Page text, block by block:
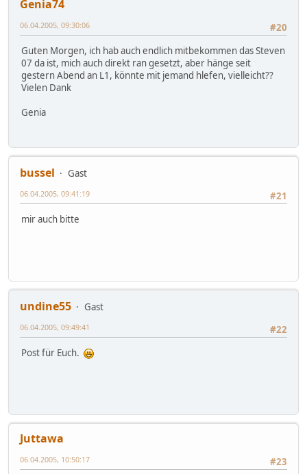
Genia74
#20
06.04.2005, 09:30:06
Guten Morgen, ich hab auch endlich mitbekommen das Steven
07 da ist, mich auch direkt ran gesetzt, aber hänge seit
gestern Abend an L1, könnte mit jemand hlefen, vielleicht??
Vielen Dank
Genia
bussel
Gast
#21
06.04.2005, 09:41:19
mir auch bitte
undine55
Gast
#22
06.04.2005, 09:49:41
Post für Euch.
Juttawa
#23
06.04.2005, 10:50:17